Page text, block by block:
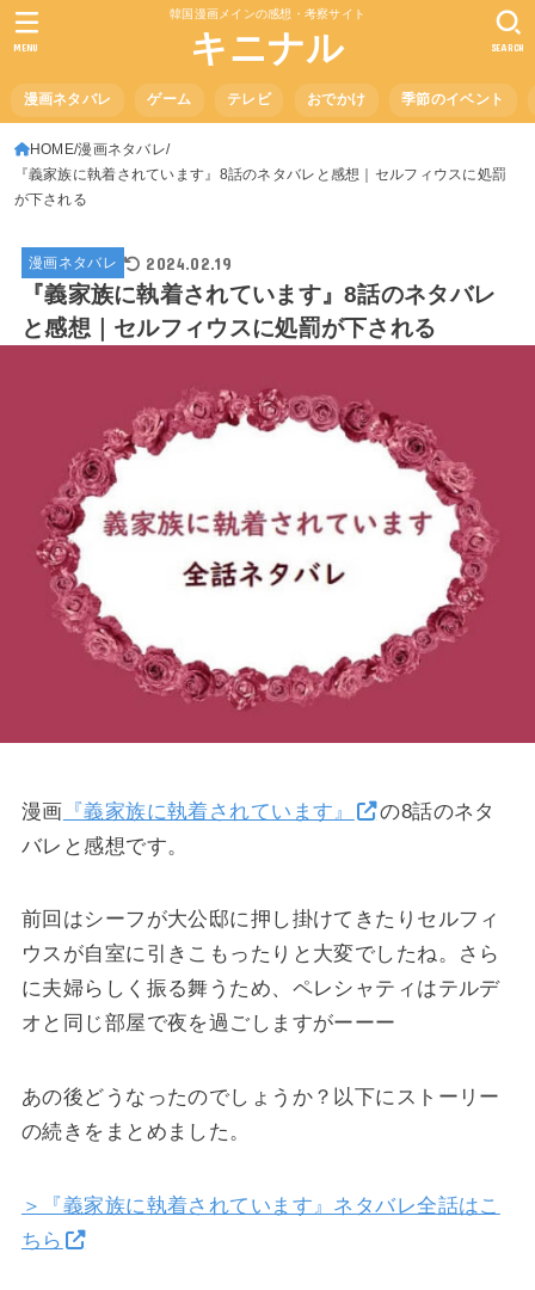
韓国漫画メインの感想・考察サイト
キニナル
漫画ネタバレ ゲーム テレビ おでかけ 季節のイベント
SEARCH
MENU
HOME 漫画ネタバレ
『義家族に執着されています』8話のネタバレと感想｜セルフィウスに処罰
が下される
漫画ネタバレ 2024.02.19
『義家族に執着されています』8話のネタバレ
と感想｜セルフィウスに処罰が下される
漫画 『義家族に執着されています』
の8話のネタ
バレと感想です。
前回はシーフが大公邸に押し掛けてきたりセルフィ
ウスが自室に引きこもったりと大変でしたね。さら
に夫婦らしく振る舞うため、ペレシャティはテルデ
オと同じ部屋で夜を過ごしますがーーー
あの後どうなったのでしょうか？以下にストーリー
の続きをまとめました。
＞『義家族に執着されています』ネタバレ全話はこ
ちら